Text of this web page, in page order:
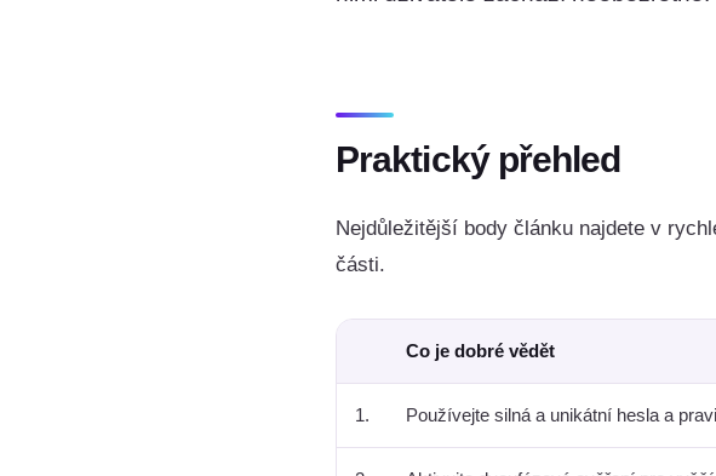
Praktický přehled
Nejdůležitější body článku najdete v
části.
Co je dobré vědět
1. Používejte silná a unikátní hesla a